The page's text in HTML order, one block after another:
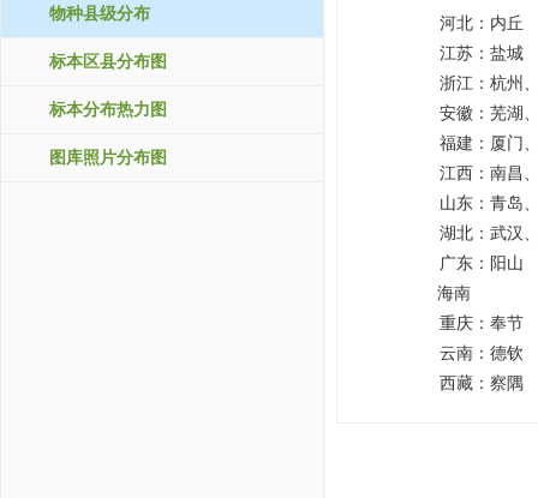
物种县级分布
标本区县分布图
标本分布热力图
图库照片分布图
河北： 内丘
江苏： 盐城
浙江： 杭州
安徽： 芜湖
福建： 厦门
江西： 南昌
山东： 青岛
湖北： 武汉
广东： 阳山
海南
重庆： 奉节
云南： 德钦
西藏： 察隅